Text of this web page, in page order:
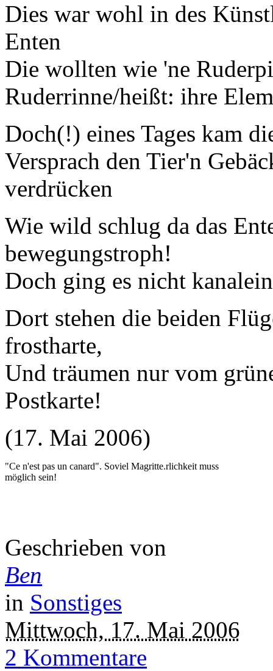
Dies war wohl in des
Enten
Die wollten wie 'ne
Ruderrinne/heißt: ihre
Doch(!) eines Tages kam
Versprach den Tier'n
verdrücken
Wie wild schlug da das
bewegungstroph!
Doch ging es nicht
Dort stehen die beiden
frostharte,
Und träumen nur vom
Postkarte!
(17. Mai 2006)
"Ce n'est pas un canard". Soviel Magritte.rlichkeit muss
möglich sein!
Geschrieben von
Ben
in Sonstiges
Mittwoch, 17. Mai 2006
2 Kommentare